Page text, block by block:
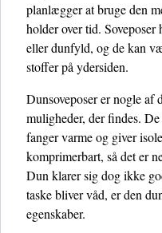
planlægger at bruge den
holder over tid.
eller dunfyld, og de kan
stoffer på ydersiden.
Dunsoveposer er nogle af
muligheder, der findes.
fanger varme og giver
komprimerbart, så det er
Dun klarer sig dog ikke
taske bliver våd, er den
egenskaber.